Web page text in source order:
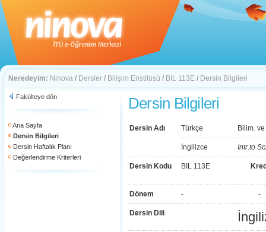
Neredeyim: Ninova / Dersler / Bilişim Enstitüsü / BIL 113E / Dersin Bilgileri
Fakülteye dön
Ana Sayfa
Dersin Bilgileri
Dersin Haftalık Planı
Değerlendirme Kriterleri
Dersin Bilgileri
Dersin Adı Türkçe Bilim.
İngilizce Intr.to
Dersin Kodu BIL 113E
Dönem - -
Dersin Dili